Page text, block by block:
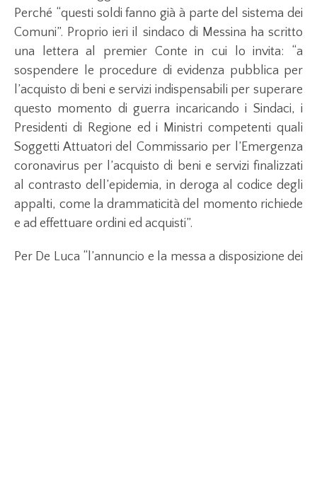
Perché “questi soldi fanno già à parte del sistema dei
Comuni”. Proprio ieri il sindaco di Messina ha scritto
una lettera al premier Conte in cui lo invita: “a
sospendere le procedure di evidenza pubblica per
l’acquisto di beni e servizi indispensabili per superare
questo momento di guerra incaricando i Sindaci, i
Presidenti di Regione ed i Ministri competenti quali
Soggetti Attuatori del Commissario per l’Emergenza
coronavirus per l’acquisto di beni e servizi finalizzati
al contrasto dell’epidemia, in deroga al codice degli
appalti, come la drammaticità del momento richiede
e ad effettuare ordini ed acquisti”.
Per De Luca “l’annuncio e la messa a disposizione dei